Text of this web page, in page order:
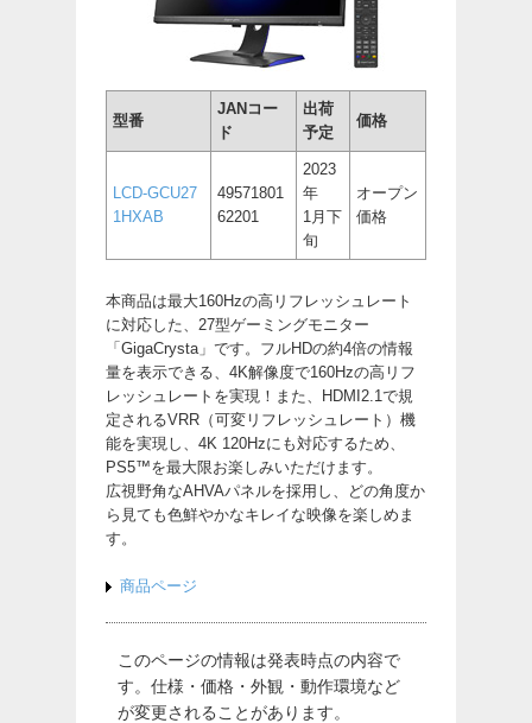
型番
JANコー
ド
出荷
予定
価格
LCD-GCU27
1HXAB
49571801
62201
2023
年
1月下
旬
オープン
価格
本商品は最大160Hzの高リフレッシュレート
に対応した、27型ゲーミングモニター
「GigaCrysta」です。フルHDの約4倍の情報
量を表示できる、4K解像度で160Hzの高リフ
レッシュレートを実現！また、HDMI2.1で規
定されるVRR（可変リフレッシュレート）機
能を実現し、4K 120Hzにも対応するため、
PS5™を最大限お楽しみいただけます。
広視野角なAHVAパネルを採用し、どの角度か
ら見ても色鮮やかなキレイな映像を楽しめま
す。
商品ページ
このページの情報は発表時点の内容で
す。仕様・価格・外観・動作環境など
が変更されることがあります。